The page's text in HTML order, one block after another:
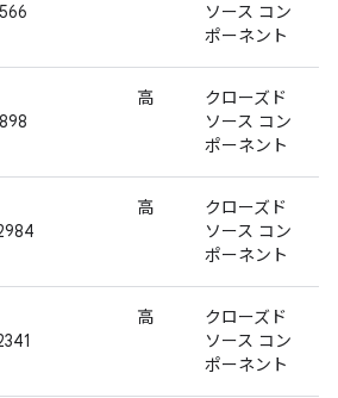
ソース コン
ポーネント
高
クローズド
ソース コン
ポーネント
高
クローズド
ソース コン
ポーネント
高
クローズド
ソース コン
ポーネント